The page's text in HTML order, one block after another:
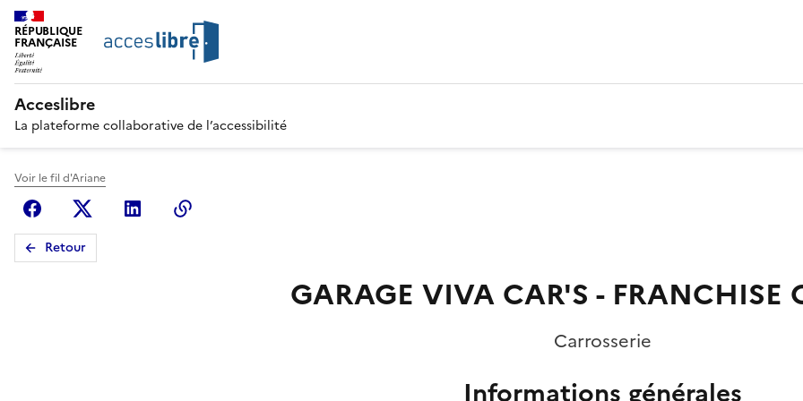
RÉPUBLIQUE
FRANÇAISE
Acceslibre
La plateforme collaborative de l’accessibilité
Voir le fil d'Ariane
FacebookX (anciennement Twitter)
Linkedin
Retour
GARAGE VIVA CAR'S - FRANCHISE
Carrosserie
Informations générales